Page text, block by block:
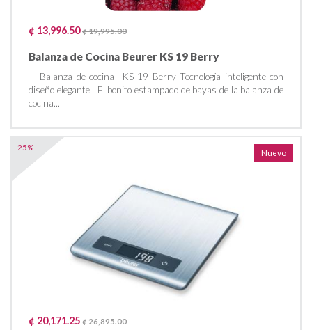
¢ 13,996.50¢ 19,995.00
Balanza de Cocina Beurer KS 19 Berry
Balanza de cocina KS 19 Berry Tecnología inteligente con
diseño elegante El bonito estampado de bayas de la balanza de
cocina...
¢ 20,171.25 ¢ 26,895.00
25%
Nuevo